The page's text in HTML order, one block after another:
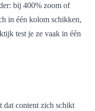
bij 400% zoom of
in één kolom schikken,
test je ze vaak in één
dat content zich schikt